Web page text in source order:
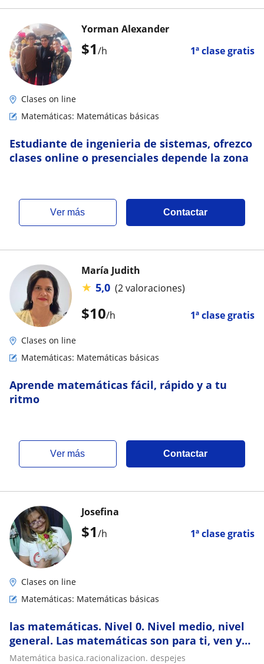
$1/h 1ª clase gratis
Yorman Alexander
Clases on line
Matemáticas: Matemáticas básicas
Estudiante de ingenieria de sistemas, ofrezco
clases online o presenciales depende la zona
ver más Contactar
$10/h 1ª clase gratis
María Judith
★ 5,0 (2 valoraciones)
Clases on line
Matemáticas: Matemáticas básicas
Aprende matemáticas fácil, rápido y a tu
ritmo
ver más Contactar
$1/h 1ª clase gratis
Josefina
Clases on line
Matemáticas: Matemáticas básicas
las matemáticas. Nivel 0. Nivel medio, nivel
general. Las matemáticas son para ti, ven y
te ayudo
Matemática basica.racionalizacion. despejes